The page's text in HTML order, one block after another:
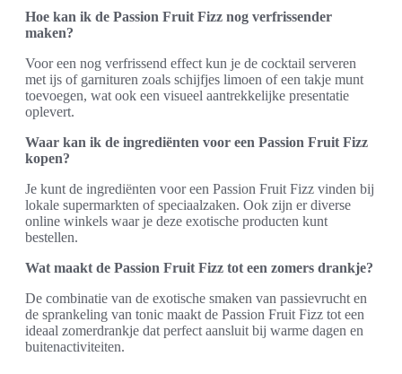
Hoe kan ik de Passion Fruit Fizz nog verfrissender
maken?
Voor een nog verfrissend effect kun je de cocktail serveren
met ijs of garnituren zoals schijfjes limoen of een takje munt
toevoegen, wat ook een visueel aantrekkelijke presentatie
oplevert.
Waar kan ik de ingrediënten voor een Passion Fruit Fizz
kopen?
Je kunt de ingrediënten voor een Passion Fruit Fizz vinden bij
lokale supermarkten of speciaalzaken. Ook zijn er diverse
online winkels waar je deze exotische producten kunt
bestellen.
Wat maakt de Passion Fruit Fizz tot een zomers drankje?
De combinatie van de exotische smaken van passievrucht en
de sprankeling van tonic maakt de Passion Fruit Fizz tot een
ideaal zomerdrankje dat perfect aansluit bij warme dagen en
buitenactiviteiten.